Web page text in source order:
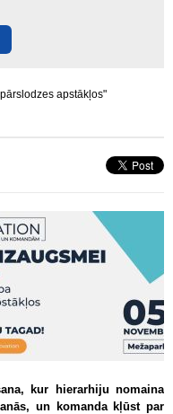
apstākļos"
kur hierarhiju nomaina
un komanda kļūst par